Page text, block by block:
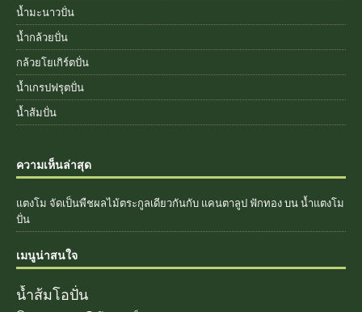
น้ำมะนาวปั่น
น้ำกล้วยปั่น
กล้วยโยเกิร์ตปั่น
น้ำเกรปฟรุตปั่น
น้ำส้มปั่น
ความเห็นล่าสุด
แตงโม จัดเป็นพืชผลไม้ตระกูลเดียวกันกับ แคนตาลูป ฟักทองบนน้ำแตงโม
ปั่น
เมนูน่าสนใจ
น้ำส้มโอปั่น